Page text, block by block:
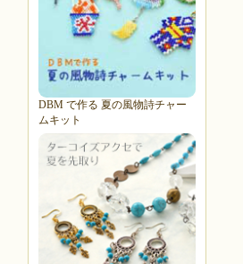
DBM で作る 夏の風物詩チャー
ムキット